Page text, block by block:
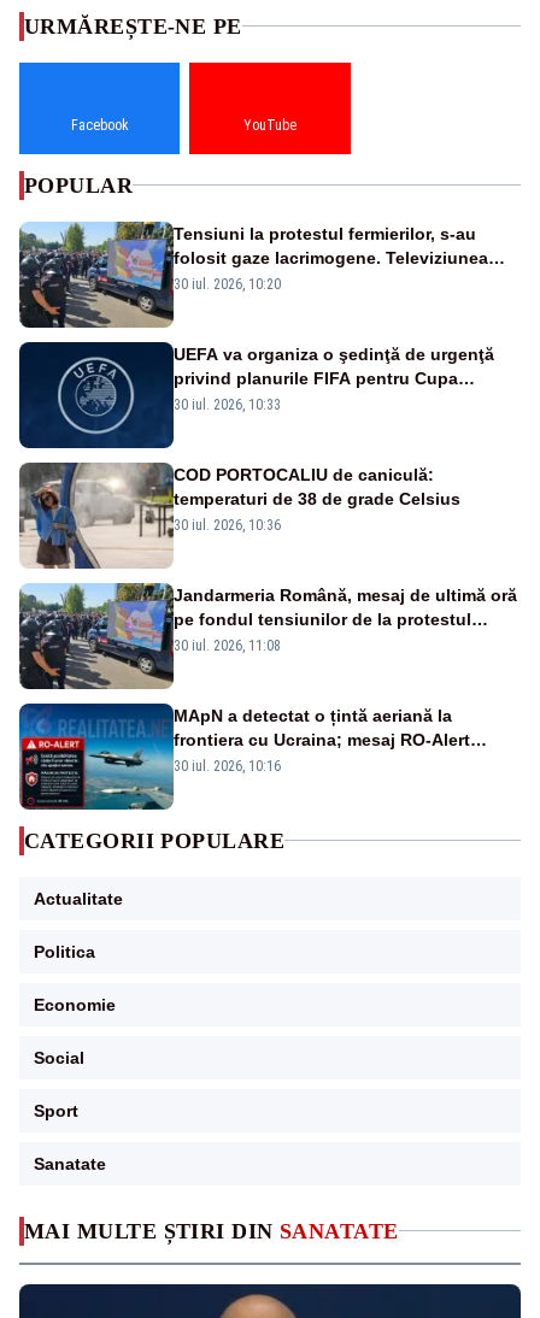
MAI MULTE ȘTIRI DIN SANATATE
URMĂREȘTE-NE PE
Facebook YouTube
POPULAR
Tensiuni la protestul fermierilor, s-au
folosit gaze lacrimogene. Televiziunea
Poporului face apel la calm – LIVE TEXT
30 iul. 2026, 10:20
UEFA va organiza o şedinţă de urgenţă
privind planurile FIFA pentru Cupa
Mondială
30 iul. 2026, 10:33
COD PORTOCALIU de caniculă:
temperaturi de 38 de grade Celsius
30 iul. 2026, 10:36
Jandarmeria Română, mesaj de ultimă oră
pe fondul tensiunilor de la protestul
masiv al fermierilor - VIDEO
30 iul. 2026, 11:08
MApN a detectat o țintă aeriană la
frontiera cu Ucraina; mesaj RO-Alert
transmis în județul Tulcea
30 iul. 2026, 10:16
CATEGORII POPULARE
Actualitate
Politica
Economie
Social
Sport
Sanatate